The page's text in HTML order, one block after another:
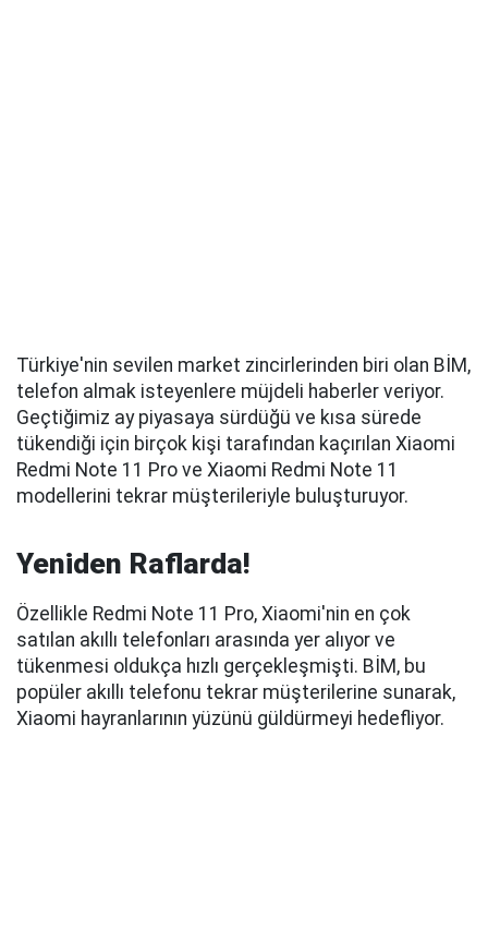
Türkiye'nin sevilen market zincirlerinden biri olan BİM,
telefon almak isteyenlere müjdeli haberler veriyor.
Geçtiğimiz ay piyasaya sürdüğü ve kısa sürede
tükendiği için birçok kişi tarafından kaçırılan Xiaomi
Redmi Note 11 Pro ve Xiaomi Redmi Note 11
modellerini tekrar müşterileriyle buluşturuyor.
Yeniden Raflarda!
Özellikle Redmi Note 11 Pro, Xiaomi'nin en çok
satılan akıllı telefonları arasında yer alıyor ve
tükenmesi oldukça hızlı gerçekleşmişti. BİM, bu
popüler akıllı telefonu tekrar müşterilerine sunarak,
Xiaomi hayranlarının yüzünü güldürmeyi hedefliyor.